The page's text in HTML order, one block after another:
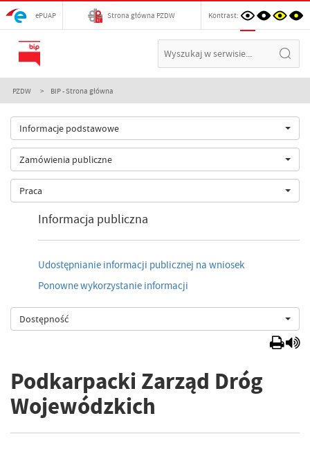
ePUAP Strona główna PZDW Kontrast:
PZDW BIP - Strona główna
Informacje podstawowe
Zamówienia publiczne
Praca
Informacja publiczna
Udostępnianie informacji publicznej na wniosek
Ponowne wykorzystanie informacji
Dostępność
Podkarpacki Zarząd Dróg
Wojewódzkich